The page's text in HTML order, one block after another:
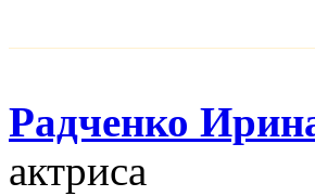
Радченко
актриса